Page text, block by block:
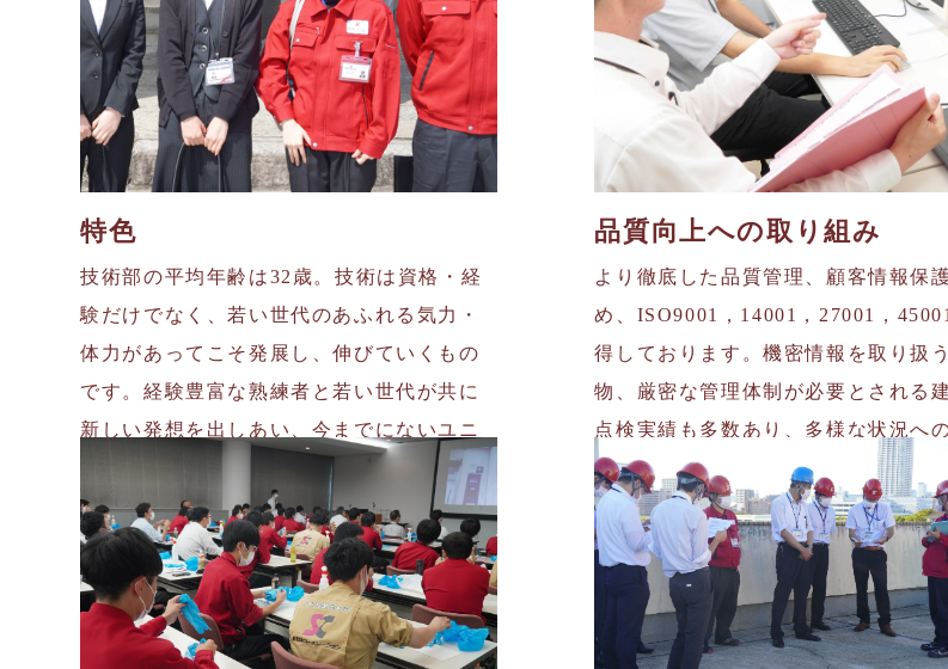
特色
技術部の平均年齢は32歳。技術は資格・経
験だけでなく、若い世代のあふれる気力・
体力があってこそ発展し、伸びていくもの
です。経験豊富な熟練者と若い世代が共に
新しい発想を出しあい、今までにないユニ
ークなプランやテクノロジーを活かしま
す。
品質向上への取り組み
より徹底した品質管理、顧客情報保
め、ISO9001，14001，27001，
得しております。機密情報を取り扱
物、厳密な管理体制が必要とされる
点検実績も多数あり、多様な状況へ
が可能です。